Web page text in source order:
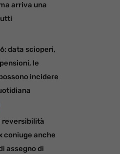
arriva una
data scioperi,
le
incidere
reversibilità
coniuge anche
assegno di